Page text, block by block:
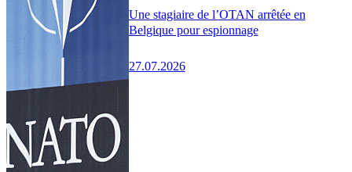
Une stagiaire de l’OTAN arrêtée en
Belgique pour espionnage
27.07.2026